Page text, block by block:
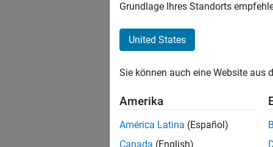
Stellen
Es
Region
Grundlage Ihres Standorts
United States
Sie können auch eine Website aus
Amerika
América Latina (Español)
Canada (English)